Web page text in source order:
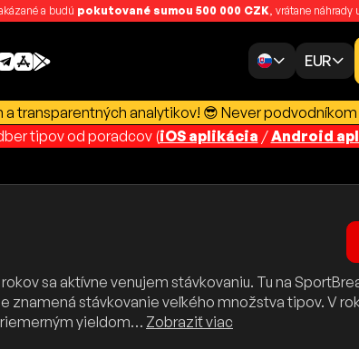
a budú pokutované sumou 500 000 CZK, vrátane náhrady
EUR
transparentných analytikov! 😎 Never
tipov od poradcov (iOS aplikácia /Android
sa aktívne venujem stávkovaniu. Tu na
znamená stávkovanie veľkého množstva tipov. V
yieldom… Zobraziť viac